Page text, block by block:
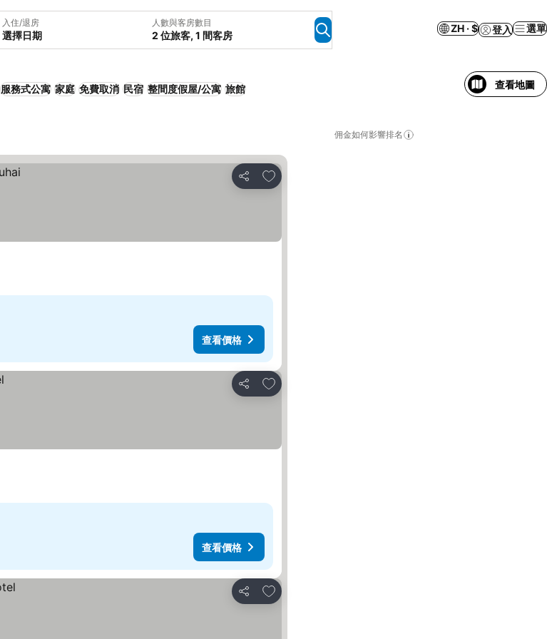
入住/退房
選擇日期
人數與客房數目
2 位旅客, 1 間客房
ZH · $ 登入 選單
服務式公寓 家庭 免費取消 民宿 整間度假屋/公寓 旅館 查看地圖
佣金如何影響排名
分享
放到收藏夾
查看價格
分享
放到收藏夾
查看價格
分享
放到收藏夾